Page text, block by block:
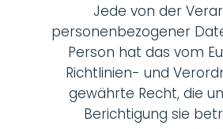
Jede von der
personenbezogener
Person hat das vom
Richtlinien- und
gewährte Recht, die
Berichtigung sie